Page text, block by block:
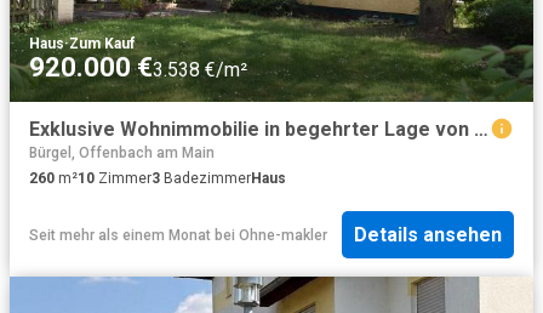
Haus·Zum Kauf
920.000 €3.538 €/m²
Exklusive Wohnimmobilie in begehrter Lage von Maintal Dörnigheim
Bürgel, Offenbach am Main
260 m²10 Zimmer3 BadezimmerHaus
Seit mehr als einem Monat bei Ohne-makler Details ansehen